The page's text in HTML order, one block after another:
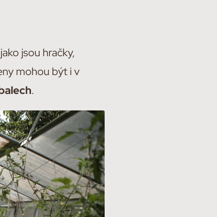
jsou hračky,
mohou být i v
.